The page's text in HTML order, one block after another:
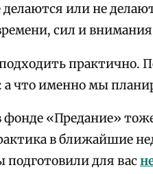
или не
сил и
практично.
что именно мы
«Предание»
в ближайшие
для вас